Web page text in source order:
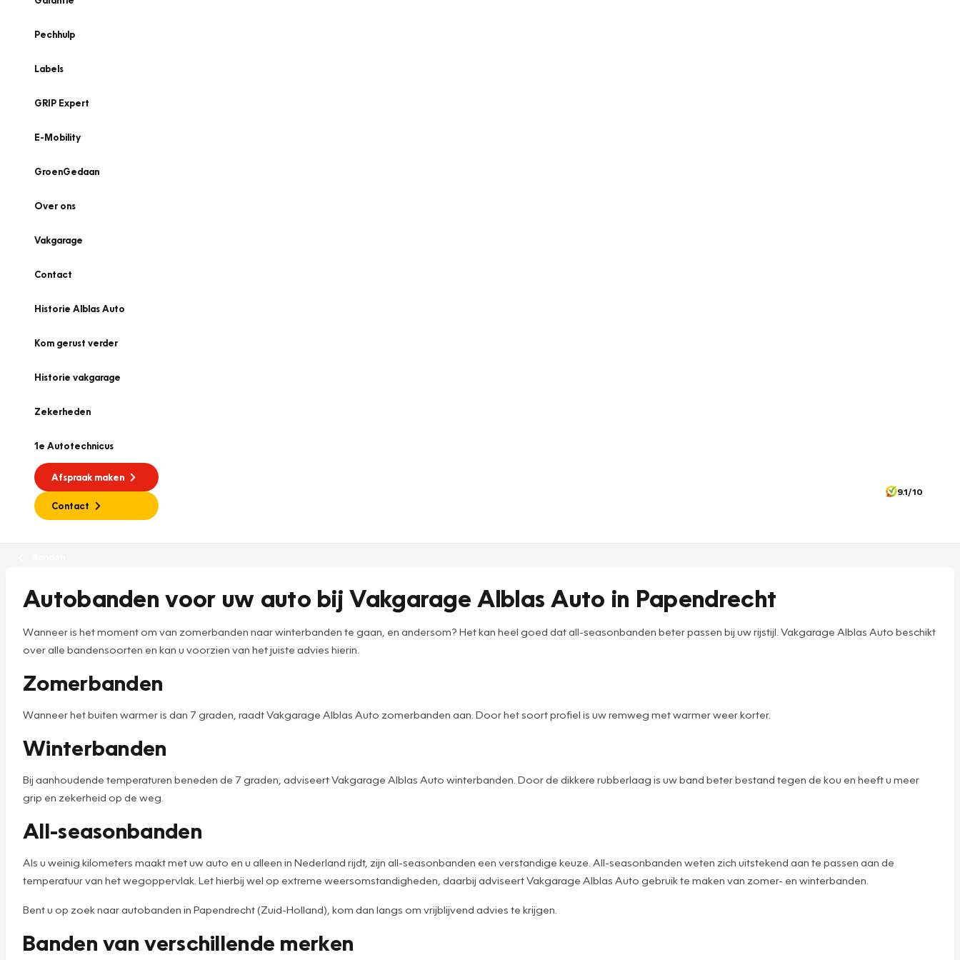
Pechhulp
Labels
GRIP Expert
E-Mobility
GroenGedaan
Over ons
Vakgarage
Contact
Historie Alblas Auto
Kom gerust verder
Historie vakgarage
Zekerheden
1e Autotechnicus
Afspraak maken
Contact
9.1/10
Autobanden voor uw auto bij Vakgarage Alblas Auto in Papendrecht
Wanneer is het moment om van zomerbanden naar winterbanden te gaan, en andersom? Het kan heel goed dat all-seasonbanden beter passen bij uw rijstijl. Vakgarage Alblas Auto beschikt
over alle bandensoorten en kan u voorzien van het juiste advies hierin.
Zomerbanden
Wanneer het buiten warmer is dan 7 graden, raadt Vakgarage Alblas Auto zomerbanden aan. Door het soort profiel is uw remweg met warmer weer korter.
Winterbanden
Bij aanhoudende temperaturen beneden de 7 graden, adviseert Vakgarage Alblas Auto winterbanden. Door de dikkere rubberlaag is uw band beter bestand tegen de kou en heeft u meer
grip en zekerheid op de weg.
All-seasonbanden
Als u weinig kilometers maakt met uw auto en u alleen in Nederland rijdt, zijn all-seasonbanden een verstandige keuze. All-seasonbanden weten zich uitstekend aan te passen aan de
temperatuur van het wegoppervlak. Let hierbij wel op extreme weersomstandigheden, daarbij adviseert Vakgarage Alblas Auto gebruik te maken van zomer- en winterbanden.
Bent u op zoek naar autobanden in Papendrecht (Zuid-Holland), kom dan langs om vrijblijvend advies te krijgen.
Banden van verschillende merken